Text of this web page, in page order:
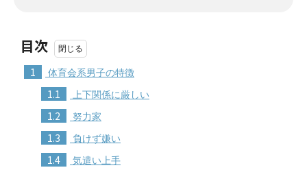
目次
1 体育会系男子の特徴
1.1 上下関係に厳しい
1.2 努力家
1.3 負けず嫌い
1.4 気遣い上手